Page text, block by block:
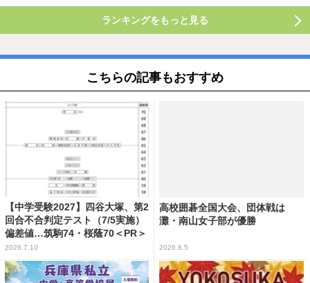
ランキングをもっと見る
こちらの記事もおすすめ
【中学受験2027】四谷大塚、第2
回合不合判定テスト（7/5実施）
偏差値…筑駒74・桜蔭70＜PR＞
2026.7.10
高校囲碁全国大会、団体戦は
灘・南山女子部が優勝
2026.8.5